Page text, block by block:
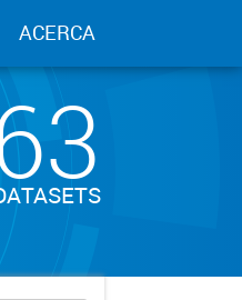
ACERCA